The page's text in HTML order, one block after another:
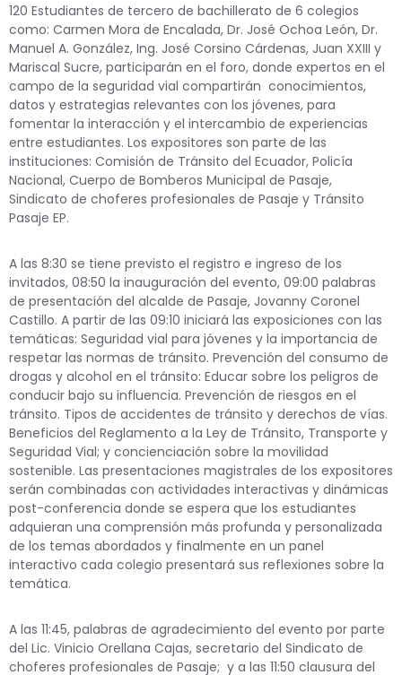
120 Estudiantes de tercero de bachillerato de 6 colegios
como: Carmen Mora de Encalada, Dr. José Ochoa León, Dr.
Manuel A. González, Ing. José Corsino Cárdenas, Juan XXIII y
Mariscal Sucre, participarán en el foro, donde expertos en el
campo de la seguridad vial compartirán conocimientos,
datos y estrategias relevantes con los jóvenes, para
fomentar la interacción y el intercambio de experiencias
entre estudiantes. Los expositores son parte de las
instituciones: Comisión de Tránsito del Ecuador, Policía
Nacional, Cuerpo de Bomberos Municipal de Pasaje,
Sindicato de choferes profesionales de Pasaje y Tránsito
Pasaje EP.
A las 8:30 se tiene previsto el registro e ingreso de los
invitados, 08:50 la inauguración del evento, 09:00 palabras
de presentación del alcalde de Pasaje, Jovanny Coronel
Castillo. A partir de las 09:10 iniciará las exposiciones con las
temáticas: Seguridad vial para jóvenes y la importancia de
respetar las normas de tránsito. Prevención del consumo de
drogas y alcohol en el tránsito: Educar sobre los peligros de
conducir bajo su influencia. Prevención de riesgos en el
tránsito. Tipos de accidentes de tránsito y derechos de vías.
Beneficios del Reglamento a la Ley de Tránsito, Transporte y
Seguridad Vial; y concienciación sobre la movilidad
sostenible. Las presentaciones magistrales de los expositores
serán combinadas con actividades interactivas y dinámicas
post-conferencia donde se espera que los estudiantes
adquieran una comprensión más profunda y personalizada
de los temas abordados y finalmente en un panel
interactivo cada colegio presentará sus reflexiones sobre la
temática.
A las 11:45, palabras de agradecimiento del evento por parte
del Lic. Vinicio Orellana Cajas, secretario del Sindicato de
choferes profesionales de Pasaje; y a las 11:50 clausura del